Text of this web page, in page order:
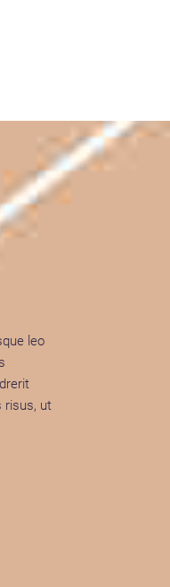
leo
risus, ut